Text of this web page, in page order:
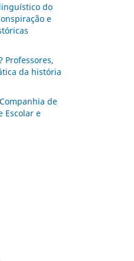
do
e
Professores,
da história
de
Escolar e